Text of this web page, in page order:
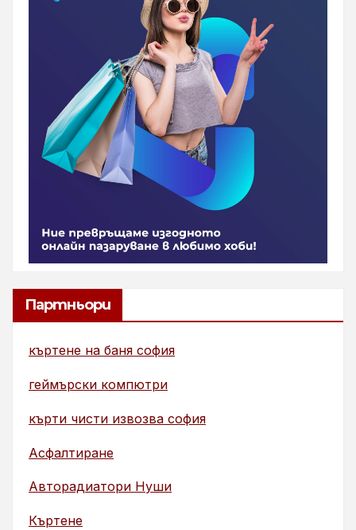
Партньори
къртене на баня софия
геймърски компютри
кърти чисти извозва софия
Асфалтиране
Авторадиатори Нуши
Къртене